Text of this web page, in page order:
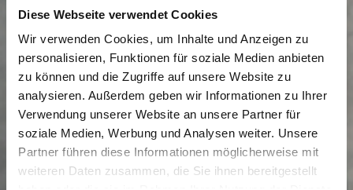
Diese Webseite verwendet Cookies
Wir verwenden Cookies, um Inhalte und Anzeigen zu
personalisieren, Funktionen für soziale Medien anbieten
zu können und die Zugriffe auf unsere Website zu
analysieren. Außerdem geben wir Informationen zu Ihrer
Verwendung unserer Website an unsere Partner für
soziale Medien, Werbung und Analysen weiter. Unsere
Partner führen diese Informationen möglicherweise mit
weiteren Daten zusammen, die Sie ihnen bereitgestellt